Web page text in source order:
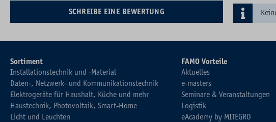
SCHREIBE EINE BEWERTUNG
Sortiment
Installationstechnik und -Material
Daten-, Netzwerk- und Kommunikationstechnik
Elektrogeräte für Haushalt, Küche und mehr
Haustechnik, Photovoltaik, Smart-Home
Licht und Leuchten
FAMO Vorteile
Aktuelles
e-masters
Seminare & Veranstaltungen
Logistik
eAcademy by MITEGRO